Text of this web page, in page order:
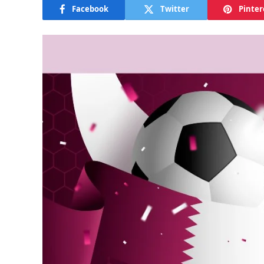
Facebook Twitter